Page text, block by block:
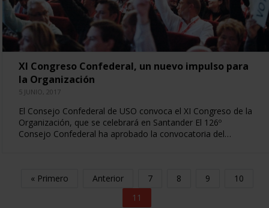
XI Congreso Confederal, un nuevo impulso para
la Organización
5 JUNIO, 2017
El Consejo Confederal de USO convoca el XI Congreso de la
Organización, que se celebrará en Santander El 126º
Consejo Confederal ha aprobado la convocatoria del…
« Primero Anterior 7 8 9
10
11